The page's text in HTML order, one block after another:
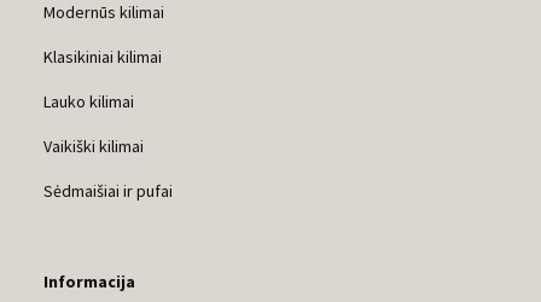
Modernūs kilimai
Klasikiniai kilimai
Lauko kilimai
Vaikiški kilimai
Sėdmaišiai ir pufai
Informacija